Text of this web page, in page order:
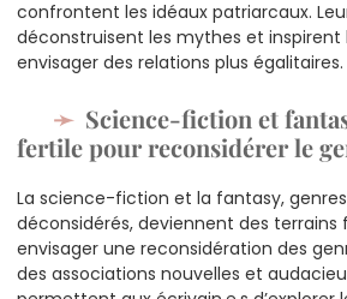
confrontent les idéaux patriarcaux.
déconstruisent les mythes et inspirent
envisager des relations plus égalitaires.
Science-fiction et
fertile pour reconsidérer le
La science-fiction et la fantasy,
déconsidérés, deviennent des terrains
envisager une reconsidération des
des associations nouvelles et